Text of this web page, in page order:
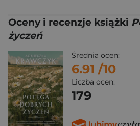
Oceny i recenzje książki
życzeń
Średnia ocen:
6.91 /10
Liczba ocen:
179